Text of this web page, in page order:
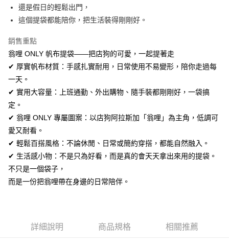
台新國際商業銀行
台灣樂天信用卡公司
Google Pay
AFTEE先享後付
相關說明
【關於「AFTEE先享後付」】
AFTEE先享後付是「在收到商品之後才付款」的支付方式。 讓您購物簡單
便利好安心！
１．簡單：不需註冊會員、不需綁卡、不需儲值。
２．便利：只要手機號碼，簡訊認證，即可結帳。
３．安心：先確認商品／服務後，再付款。
【「AFTEE先享後付」結帳流程】
１．於結帳方式選擇「AFTEE先享後付」後，將跳轉至「AFTEE先享後付」
結帳頁面，進行簡訊認證並確認金額後，即可完成結帳。
２．訂單成立數日內，您將收到繳費通知簡訊。
３．收到繳費通知簡訊後14天內，點擊此簡訊中的連結，可透過四大超商／
ATM／網路銀行／等多元方式進行付款，方視為交易完成。
是否繳費成功／繳費後需取消欲退款等相關疑問，請聯繫「AFTEE先享後付
ATM付款
運送方式
全家取貨付款
每筆NT$60，滿NT$1,380(含以上)免運費
付款後全家取貨
每筆NT$60，滿NT$1,380(含以上)免運費
7-11取貨付款
每筆NT$60，滿NT$1,380(含以上)免運費
還是假日的輕鬆出門，
這個提袋都能陪你，把生活裝得剛剛好。
銷售重點
翁哩 ONLY 帆布提袋——把店狗的可愛，一起提著走
✔ 厚實帆布材質：手感扎實耐用，日常使用不易變形，陪你走過每
一天。
✔ 實用大容量：上班通勤、外出購物、隨手裝都剛剛好，一袋搞
定。
✔ 翁哩 ONLY 專屬圖案：以店狗阿拉斯加「翁哩」為主角，低調可
愛又耐看。
✔ 輕鬆百搭風格：不論休閒、日常或簡約穿搭，都能自然融入。
✔ 生活感小物：不是只為好看，而是真的會天天拿出來用的提袋。
不只是一個袋子，
而是一份把翁哩帶在身邊的日常陪伴。
詳細說明 商品規格 相關推薦